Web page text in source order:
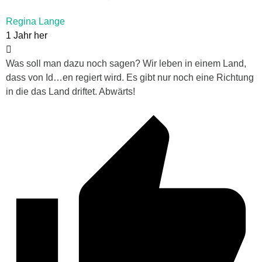
Regina Lange
1 Jahr her
Was soll man dazu noch sagen? Wir leben in einem Land,
dass von Id…en regiert wird. Es gibt nur noch eine Richtung
in die das Land driftet. Abwärts!